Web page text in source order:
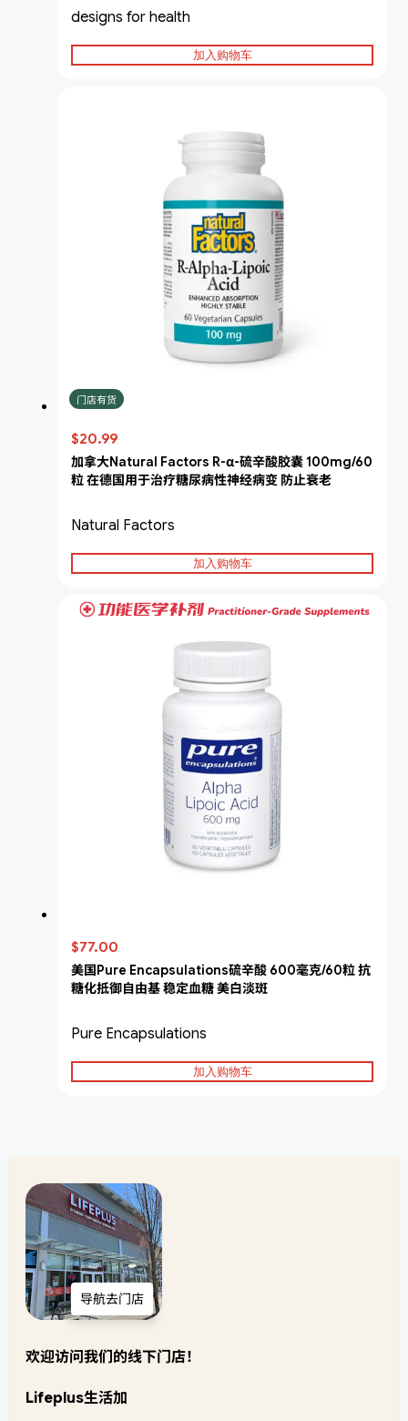
designs for health
加入购物车
门店有货
$20.99
加拿大Natural Factors R-α-硫辛酸胶囊 100mg/60
粒 在德国用于治疗糖尿病性神经病变 防止衰老
Natural Factors
加入购物车
$77.00
美国Pure Encapsulations硫辛酸 600毫克/60粒 抗
糖化抵御自由基 稳定血糖 美白淡斑
Pure Encapsulations
加入购物车
导航去门店
欢迎访问我们的线下门店！
Lifeplus生活加